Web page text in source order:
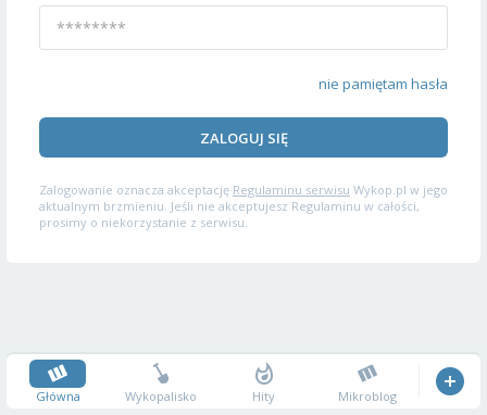
nie pamiętam hasła
ZALOGUJ SIĘ
Zalogowanie oznacza akceptację Regulaminu serwisu Wykop.pl w jego
aktualnym brzmieniu. Jeśli nie akceptujesz Regulaminu w całości,
prosimy o niekorzystanie z serwisu.
Główna Wykopalisko Hity Mikroblog